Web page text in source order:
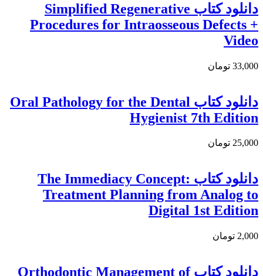
دانلود کتاب Simplified Regenerative
Procedures for Intraosseous Defects +
Video
33,000 تومان
دانلود کتاب Oral Pathology for the Dental
Hygienist 7th Edition
25,000 تومان
دانلود كتاب The Immediacy Concept:
Treatment Planning from Analog to
Digital 1st Edition
2,000 تومان
دانلود کتاب Orthodontic Management of